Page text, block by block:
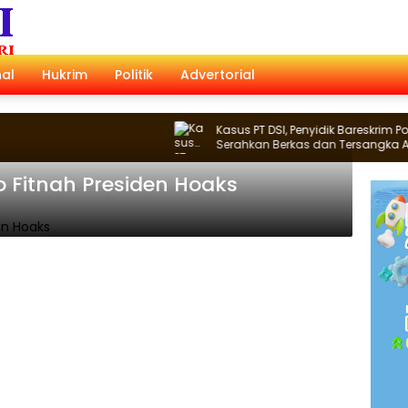
Hukrim Politik Advertorial
Kasus PT DSI, Penyidik Bareskrim Polri
Serahkan Berkas dan Tersangka AS ke
Kejari Depok
Presiden Hoaks